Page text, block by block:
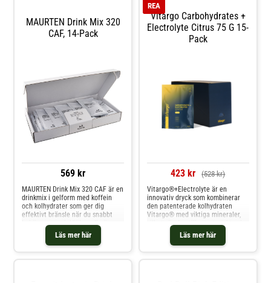
MAURTEN Drink Mix 320
CAF, 14-Pack
569 kr
Läs mer här
MAURTEN Drink Mix 320 CAF är en
drinkmix i gelform med koffein
och kolhydrater som ger dig
effektivt bränsle när du snabbt
behöver energi. Hjälper dig även
att hålla vätskebalansen. Drink
Mix 320 CAF innehåller 100 mg
koffein men genom att använda
Vitargo Carbohydrates +
Electrolyte Citrus 75 G 15-
Pack
REA
423 kr (528 kr)
Läs mer här
Vitargo®+Electrolyte är en
innovativ dryck som kombinerar
den patenterade kolhydraten
Vitargo® med viktiga mineraler,
vilket gör den till ett utmärkt val
för idrottare och aktiva
personer.Vitargo® är en stor
kolhydrat som liknar kroppens